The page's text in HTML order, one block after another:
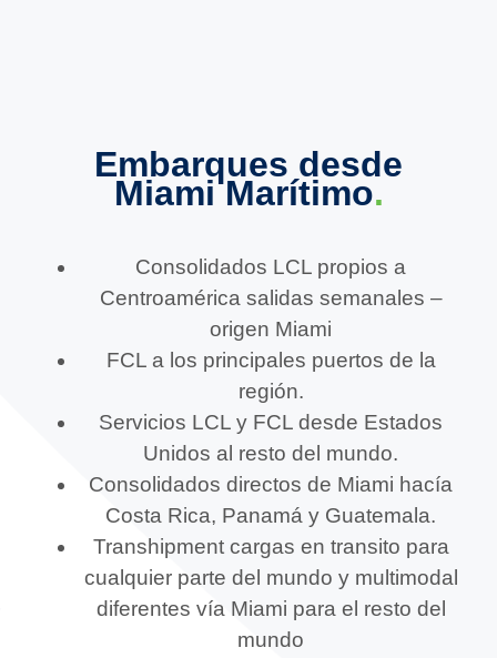
Embarques desde
Miami Marítimo.
Consolidados LCL propios a
Centroamérica salidas semanales –
origen Miami
FCL a los principales puertos de la
región.
Servicios LCL y FCL desde Estados
Unidos al resto del mundo.
Consolidados directos de Miami hacía
Costa Rica, Panamá y Guatemala.
Transhipment cargas en transito para
cualquier parte del mundo y multimodal
diferentes vía Miami para el resto del
mundo